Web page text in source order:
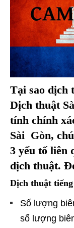
Tại sao dịch
Dịch thuật
tính chính
Sài Gòn,
3 yếu tố liên
dịch thuật.
Dịch thuật
Số lượng
số lượng